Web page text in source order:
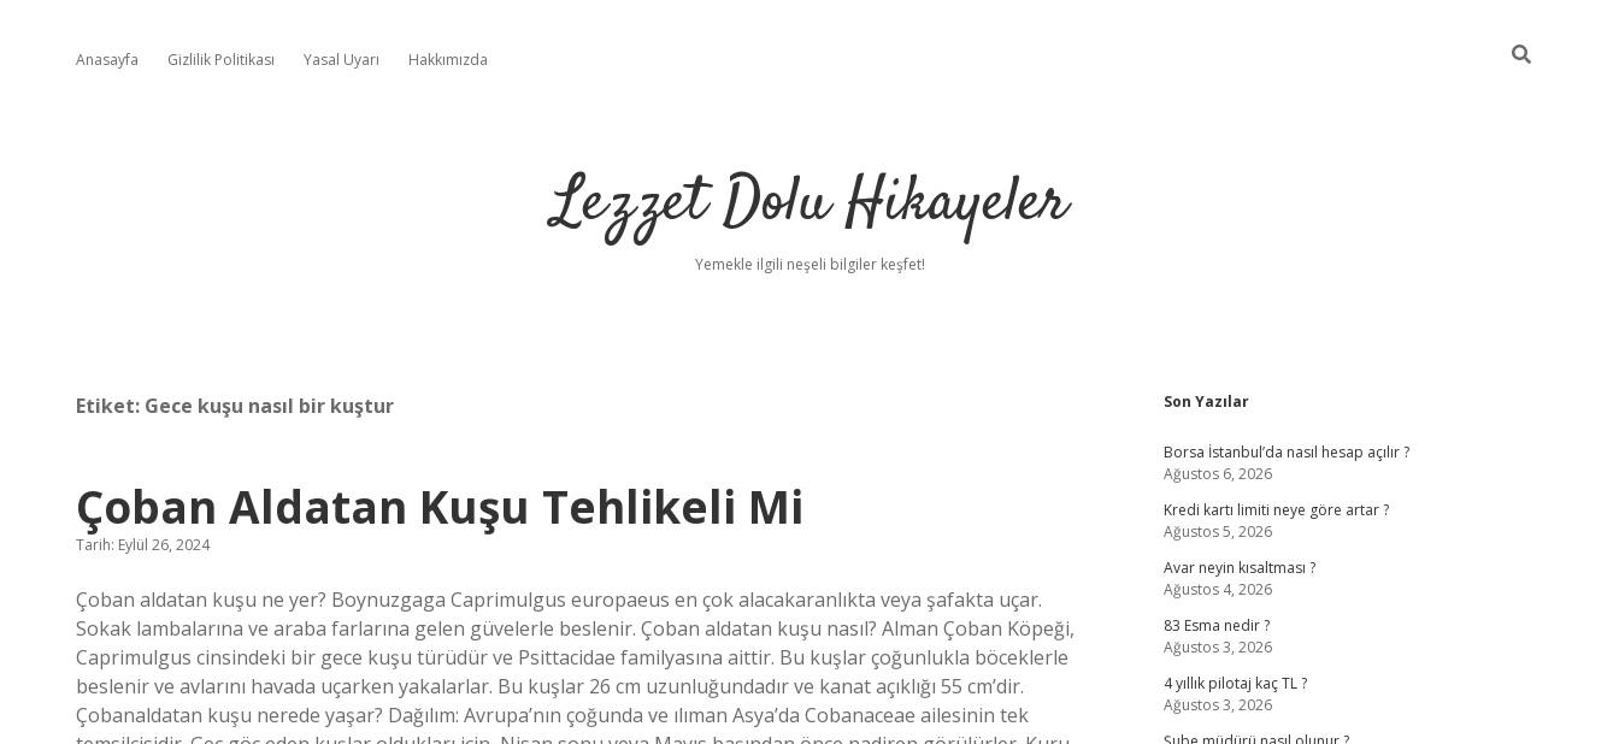
Anasayfa Gizlilik Politikası Yasal Uyarı Hakkımızda
Lezzet Dolu Hikayeler
Yemekle ilgili neşeli bilgiler keşfet!
Etiket: Gece kuşu nasıl bir kuştur
Çoban Aldatan Kuşu Tehlikeli Mi
Tarih: Eylül 26, 2024
Çoban aldatan kuşu ne yer? Boynuzgaga Caprimulgus europaeus en çok alacakaranlıkta veya şafakta uçar.
Sokak lambalarına ve araba farlarına gelen güvelerle beslenir. Çoban aldatan kuşu nasıl? Alman Çoban Köpeği,
Caprimulgus cinsindeki bir gece kuşu türüdür ve Psittacidae familyasına aittir. Bu kuşlar çoğunlukla böceklerle
beslenir ve avlarını havada uçarken yakalarlar. Bu kuşlar 26 cm uzunluğundadır ve kanat açıklığı 55 cm’dir.
Çobanaldatan kuşu nerede yaşar? Dağılım: Avrupa’nın çoğunda ve ılıman Asya’da Cobanaceae ailesinin tek
Sidebar
Son Yazılar
Borsa İstanbul’da nasıl hesap açılır ?
Ağustos 6, 2026
Kredi kartı limiti neye göre artar ?
Ağustos 5, 2026
Avar neyin kısaltması ?
Ağustos 4, 2026
83 Esma nedir ?
Ağustos 3, 2026
4 yıllık pilotaj kaç TL ?
Ağustos 3, 2026